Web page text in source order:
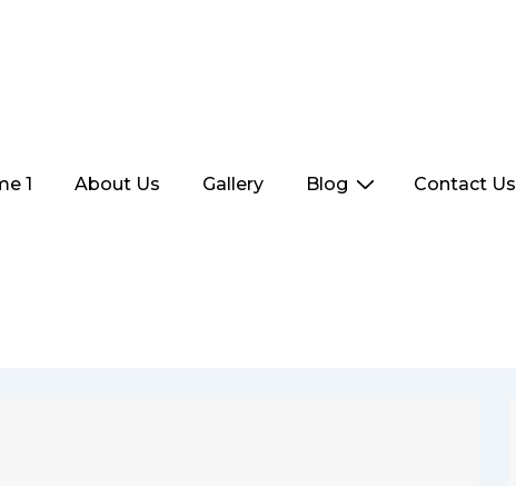
1 About Us Gallery Blog Contact Us